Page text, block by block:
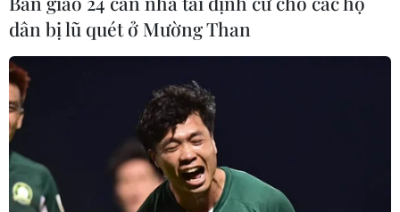
dân bị lũ quét ở Mường Than